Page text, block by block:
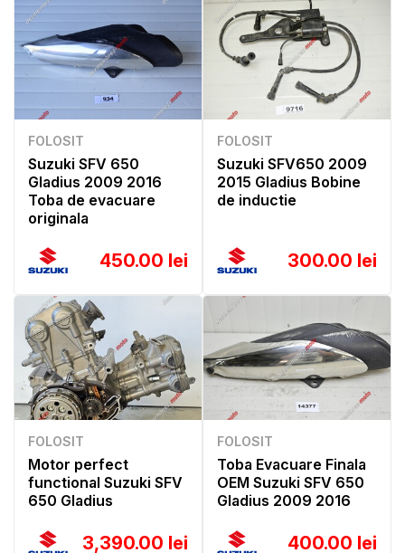
FOLOSIT
Suzuki SFV 650
Gladius 2009 2016
Toba de evacuare
originala
450.00 lei
FOLOSIT
Suzuki SFV650 2009
2015 Gladius Bobine
de inductie
300.00 lei
FOLOSIT
Motor perfect
functional Suzuki SFV
650 Gladius
3,390.00 lei
FOLOSIT
Toba Evacuare Finala
OEM Suzuki SFV 650
Gladius 2009 2016
400.00 lei